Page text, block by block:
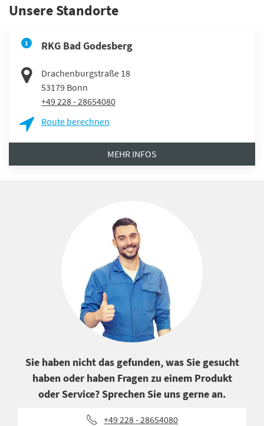
Unsere Standorte
1 RKG Bad Godesberg
Drachenburgstraße 18
53179 Bonn
+49 228 - 28654080
Route berechnen
MEHR INFOS
Sie haben nicht das gefunden, was Sie gesucht
haben oder haben Fragen zu einem Produkt
oder Service? Sprechen Sie uns gerne an.
+49 228 - 28654080